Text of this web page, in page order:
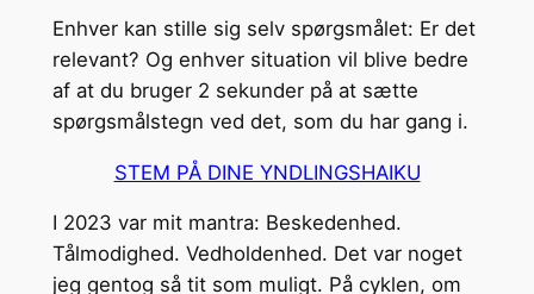
Enhver kan stille sig selv spørgsmålet: Er det
relevant? Og enhver situation vil blive bedre
af at du bruger 2 sekunder på at sætte
spørgsmålstegn ved det, som du har gang i.
STEM PÅ DINE YNDLINGSHAIKU
I 2023 var mit mantra: Beskedenhed.
Tålmodighed. Vedholdenhed. Det var noget
jeg gentog så tit som muligt. På cyklen, om